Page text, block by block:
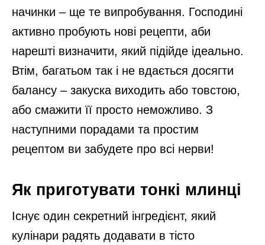
начинки – ще те випробування. Господині
активно пробують нові рецепти, аби
нарешті визначити, який підійде ідеально.
Втім, багатьом так і не вдається досягти
балансу – закуска виходить або товстою,
або смажити її просто неможливо. З
наступними порадами та простим
рецептом ви забудете про всі нерви!
Як приготувати тонкі млинці
Існує один секретний інгредієнт, який
кулінари радять додавати в тісто